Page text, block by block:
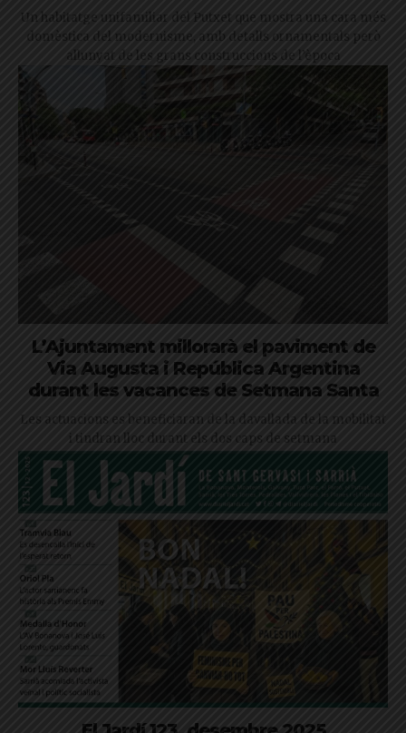
Un habitatge unifamiliar del Putxet que mostra una cara més
domèstica del modernisme, amb detalls ornamentals però
allunyat de les grans construccions de l’època
L’Ajuntament millorarà el paviment de
Via Augusta i República Argentina
durant les vacances de Setmana Santa
Les actuacions es beneficiaran de la davallada de la mobilitat
i tindran lloc durant els dos caps de setmana